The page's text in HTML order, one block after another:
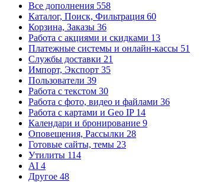
Все дополнения 558
Каталог, Поиск, Фильтрация 60
Корзина, Заказы 36
Работа с акциями и скидками 13
Платежные системы и онлайн-кассы 51
Службы доставки 21
Импорт, Экспорт 35
Пользователи 39
Работа с текстом 30
Работа с фото, видео и файлами 36
Работа с картами и Geo IP 14
Календари и бронирование 9
Оповещения, Рассылки 28
Готовые сайты, темы 23
Утилиты 114
AI 4
Другое 48